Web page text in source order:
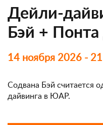
Дейли-
Бэй +
14 ноября 2026 -
Содвана Бэй считается
дайвинга в ЮАР.